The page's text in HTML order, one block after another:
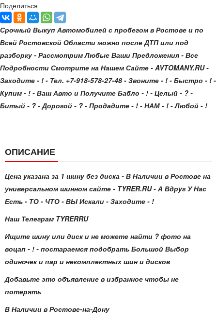
Поделиться
Срочный Выкуп Автомобилей с пробегом в Ростове и по
Всей Ростовской Области можно после ДТП или под
разборку - Рассмотрим Любые Ваши Предложения - Все
Подробности Смотрите на Нашем Сайте - AVTOMANY.RU -
Заходите - ! - Тел. +7-918-578-27-48 - Звоните - ! - Быстро - ! -
Купим - ! - Ваш Авто и Получите Бабло - ! - Целый - ? -
Битый - ? - Дорогой - ? - Продадите - ! - НАМ - ! - Любой - !
ОПИСАНИЕ
Цена указана за 1 шину без диска - В Наличии в Ростове на
универсальном шинном сайте - TYRER.RU - А Вдруг У Нас
Есть - ТО - ЧТО - ВЫ Искали - Заходите - !
Наш Телеграм TYRERRU
Ищите шину или диск и не можете найти ? фото на
воцап - ! - постараемся подобрать Большой Выбор
одиночек и пар и некомплектных шин и дисков
Добавьте это объявление в избранное чтобы не
потерять
В Наличии в Ростове-на-Дону